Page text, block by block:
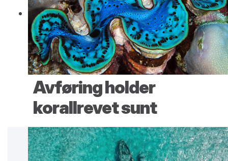
Avføring holder
korallrevet sunt